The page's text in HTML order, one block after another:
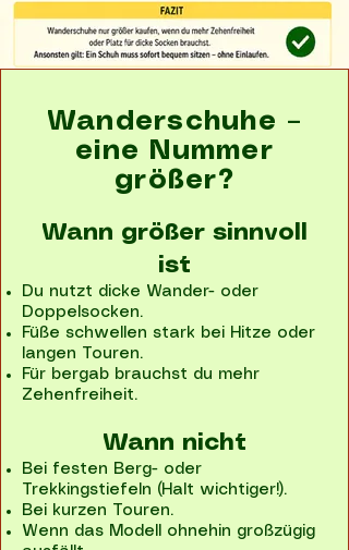
Wanderschuhe –
eine Nummer
größer?
Wann größer sinnvoll
ist
Du nutzt dicke Wander- oder
Doppelsocken.
Füße schwellen stark bei Hitze oder
langen Touren.
Für bergab brauchst du mehr
Zehenfreiheit.
Wann nicht
Bei festen Berg- oder
Trekkingstiefeln (Halt wichtiger!).
Bei kurzen Touren.
Wenn das Modell ohnehin großzügig